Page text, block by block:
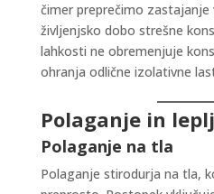
čimer preprečimo zastajanje
življenjsko dobo strešne
lahkosti ne obremenjuje
ohranja odlične izolativne
Polaganje in
Polaganje na tla
Polaganje stirodurja na tla,